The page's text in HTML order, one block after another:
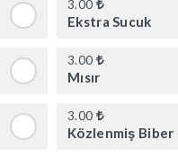
3.00
Ekstra Sucuk
3.00
Mısır
3.00
Közlenmiş Biber